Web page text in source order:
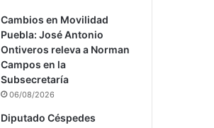
Cambios en Movilidad
Puebla: José Antonio
Ontiveros releva a Norman
Campos en la
Subsecretaría
06/08/2026
Diputado Céspedes